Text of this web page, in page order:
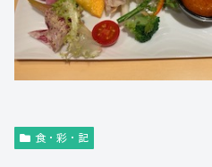
食・彩・記